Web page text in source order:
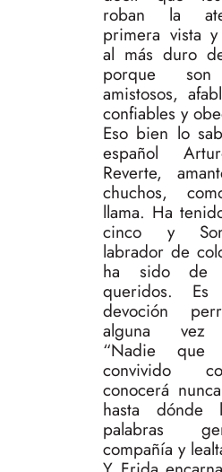
roban la
primera vista y
al más duro
porque son
amistosos,
confiables y
Eso bien lo
español
Reverte,
chuchos,
llama. Ha
cinco y
labrador de
ha sido de
queridos.
devoción
alguna vez
“Nadie que
convivido
conocerá
hasta dónde
palabras
compañía y